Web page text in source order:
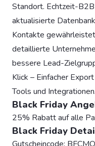
Standort. Echtzeit-
aktualisierte
Kontakte
detaillierte
bessere Lead-
Klick – Einfacher
Tools und Integrationen.
Black Friday
25% Rabatt auf alle
Black Friday